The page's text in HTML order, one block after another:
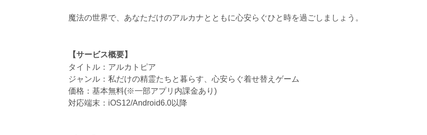
魔法の世界で、あなただけのアルカナとともに心安らぐひと時を過ごしましょう。
【サービス概要】
タイトル：アルカトピア
ジャンル：私だけの精霊たちと暮らす、心安らぐ着せ替えゲーム
価格：基本無料(※一部アプリ内課金あり)
対応端末：iOS12/Android6.0以降